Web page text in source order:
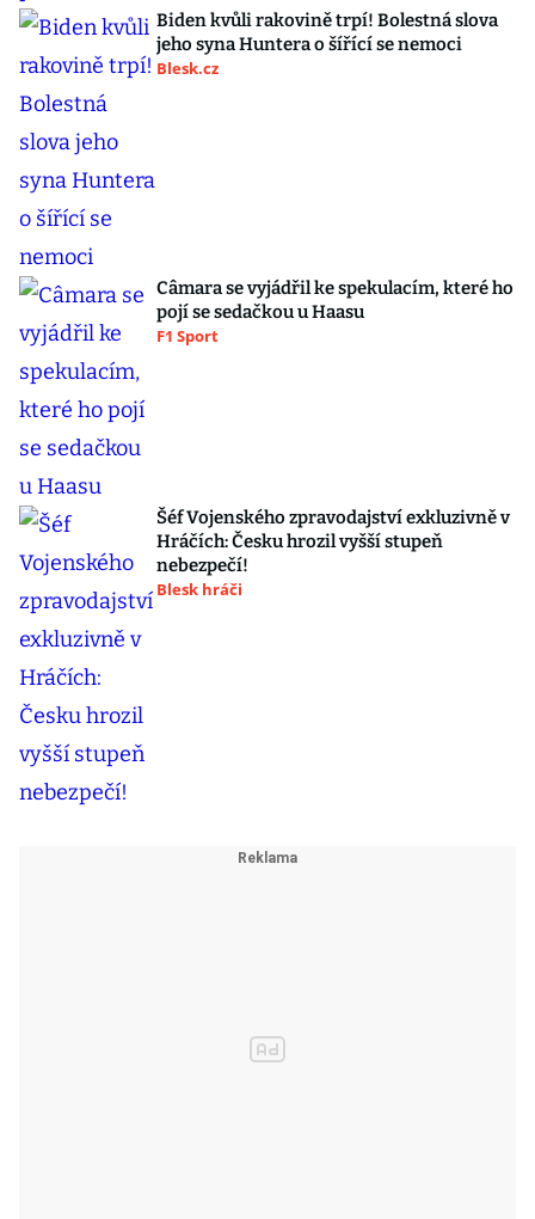
Biden kvůli rakovině trpí! Bolestná slova
jeho syna Huntera o šířící se nemoci
Blesk.cz
Câmara se vyjádřil ke spekulacím, které ho
pojí se sedačkou u Haasu
F1 Sport
Šéf Vojenského zpravodajství exkluzivně v
Hráčích: Česku hrozil vyšší stupeň
nebezpečí!
Blesk hráči